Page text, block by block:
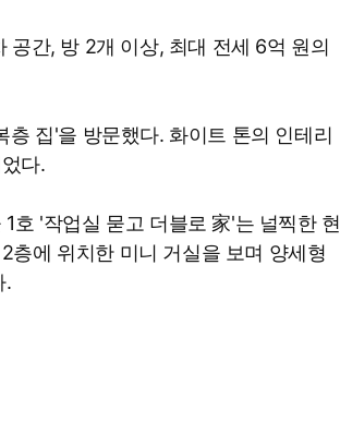
간, 방 2개 이상, 최대 전세 6억 원의
집'을 방문했다. 화이트 톤의 인테리
다.
호 '작업실 묻고 더블로 家'는 널찍한 현
층에 위치한 미니 거실을 보며 양세형
.